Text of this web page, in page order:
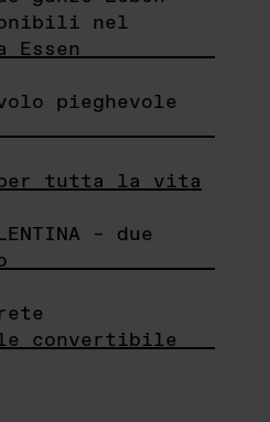
nel
Essen
pieghevole
per tutta la vita
– due
convertibile